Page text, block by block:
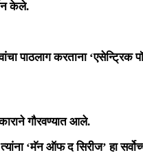
केले.
पाठलाग करताना ‘एसेन्ट्रिक
गौरवण्यात आले.
‘मॅन ऑफ द सिरीज’ हा